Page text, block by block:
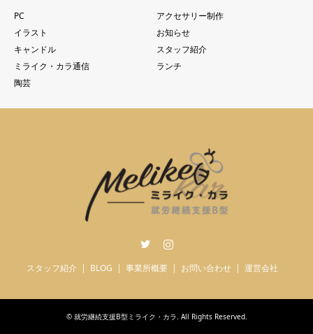
PC
アクセサリー制作
イラスト
お知らせ
キャンドル
スタッフ紹介
ミライク・カラ通信
ランチ
陶芸
スタッフ紹介 BLOG 事業所概要 お問い合わせ 運営会社
© 就労継続支援B型ミライク・カラ . All Rights Reserved.